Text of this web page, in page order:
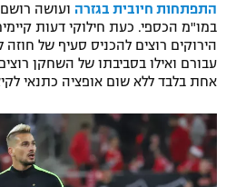
התפתחות חיובית בגזרה ועושה
במו"מ הכספי. כעת חילוקי דעות
הירוקים רוצים להכניס סעיף של חוזה
עבורם ואילו בסביבתו של השחקן
אחת בלבד ללא שום אופציה כתנאי